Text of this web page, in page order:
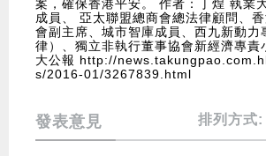
案，確保香港平安。 作者：丁煌 執業
成員、 亞太聯盟總商會總法律顧問、
會副主席、城市智庫成員、西九新動力
律）、獨立非執行董事協會新經濟專責
大公報 http://
s/2016-01/3267839.html
發表意見 排列方式: